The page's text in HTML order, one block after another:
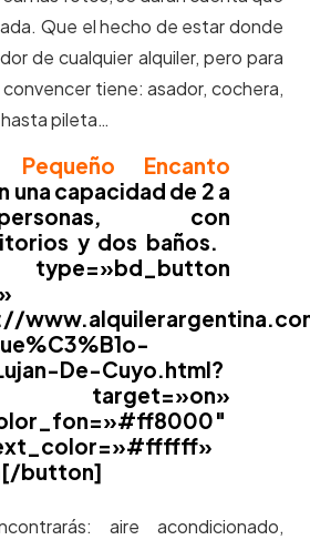
Que el hecho de estar donde
de cualquier alquiler, pero para
tiene: asador, cochera,
pileta…
Pequeño Encanto
una capacidad de 2 a
con
y dos baños.
De-Cuyo.html?
target=»on»
button]
aire acondicionado,